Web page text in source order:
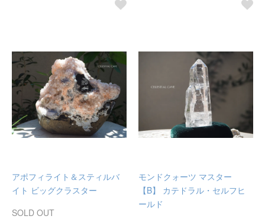
アポフィライト＆スティルバ
イト ビッグクラスター
SOLD OUT
モンドクォーツ マスター
【B】 カテドラル・セルフヒ
ールド